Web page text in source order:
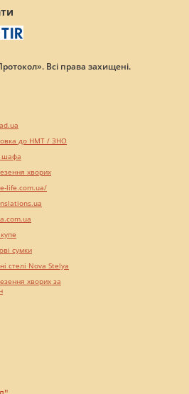
Всі права захищені.
до НМТ / ЗНО
шафа
хворих
life.com.ua/
сумки
стелі Nova Stelya
хворих за